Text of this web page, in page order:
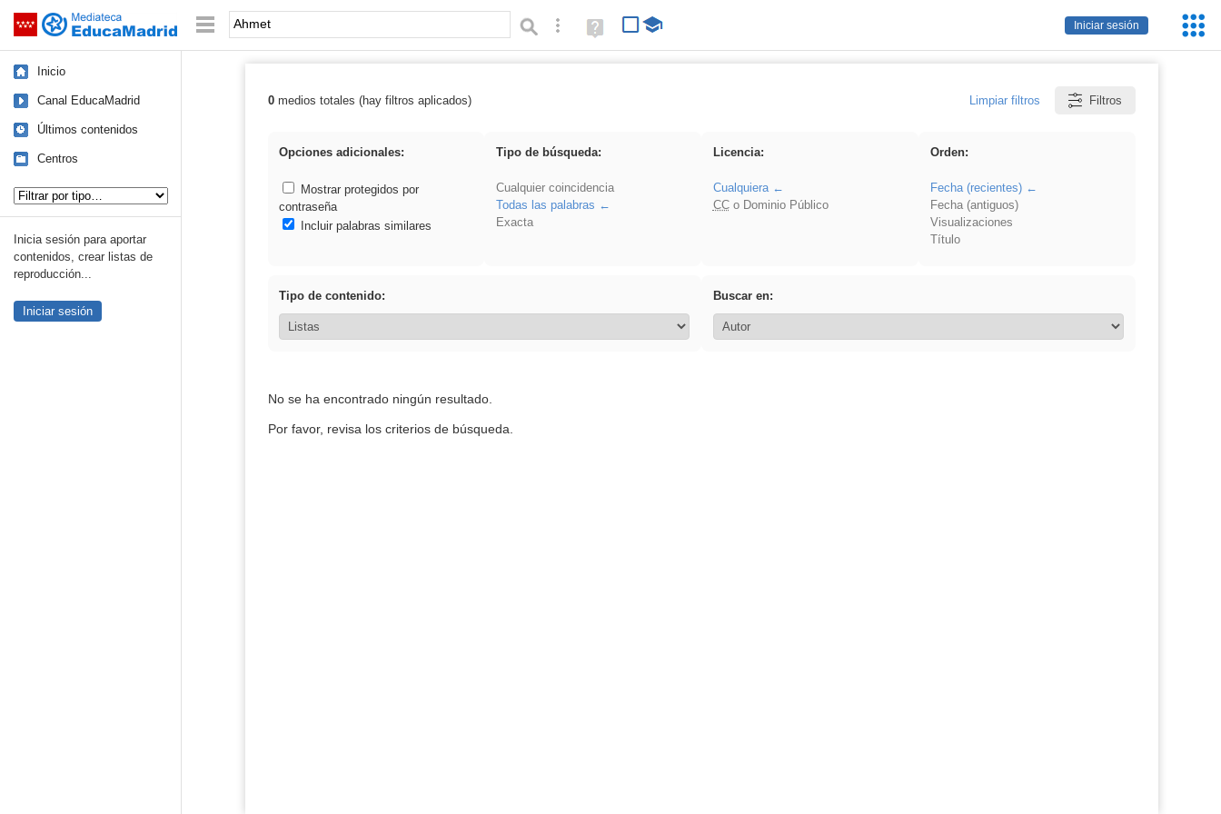
Saltar navegación
Iniciar sesión
Palabra o frase: Búsqueda avanzada
Ayuda
(en
Inicio
Canal EducaMadrid
Últimos contenidos
Centros
Inicia sesión para aportar
contenidos, crear listas de
reproducción...
Iniciar sesión
Resultados de: Ahmet
0medios totales (hay filtros aplicados) Limpiar filtros Filtros
Opciones adicionales:
Mostrar protegidos por
contraseña
Incluir palabras similares
Tipo de búsqueda:
Cualquier coincidencia
Todas las palabras
Exacta
Licencia:
Cualquiera
CCo Dominio Público
Orden:
Fecha (recientes)
Fecha (antiguos)
Visualizaciones
Título
Tipo de contenido: Buscar en:
No se ha encontrado ningún resultado.
Por favor, revisa los criterios de búsqueda.